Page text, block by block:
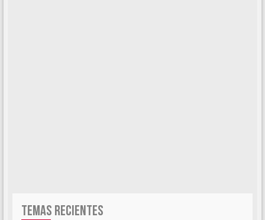
TEMAS RECIENTES